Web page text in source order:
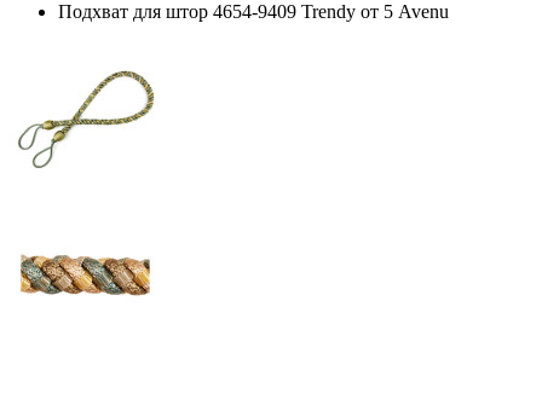
Подхват для штор 4654-9409 Trendy от 5 Avenu